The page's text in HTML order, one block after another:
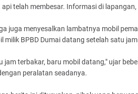
api telah membesar. Informasi di
juga menyesalkan lambatnya mobil
milik BPBD Dumai datang setelah satu
jam terbakar, baru mobil datang," ujar
peralatan seadanya.